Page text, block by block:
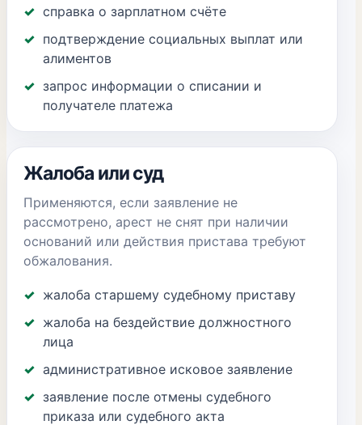
справка о зарплатном счёте
подтверждение социальных выплат или
алиментов
запрос информации о списании и
получателе платежа
Жалоба или суд
Применяются, если заявление не
рассмотрено, арест не снят при наличии
оснований или действия пристава требуют
обжалования.
жалоба старшему судебному приставу
жалоба на бездействие должностного
лица
административное исковое заявление
заявление после отмены судебного
приказа или судебного акта